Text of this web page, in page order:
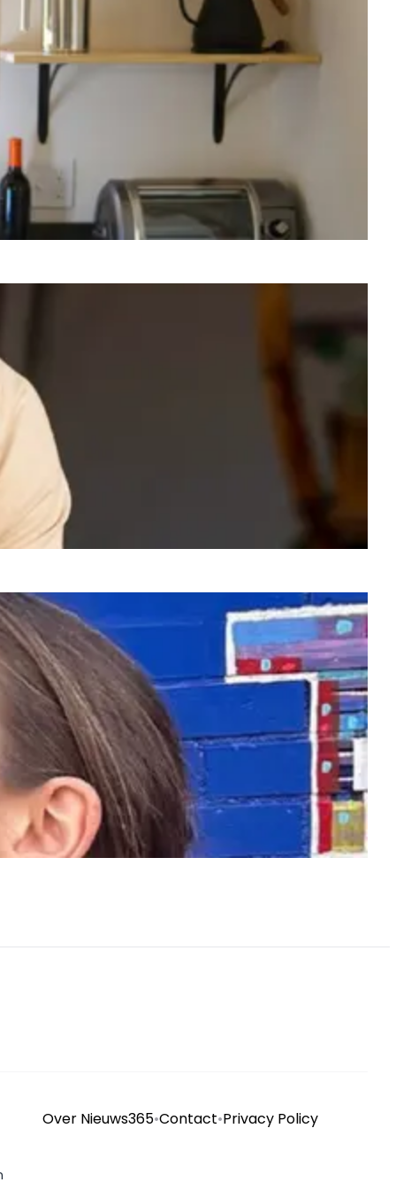
Over Nieuws365•Contact•Privacy Policy